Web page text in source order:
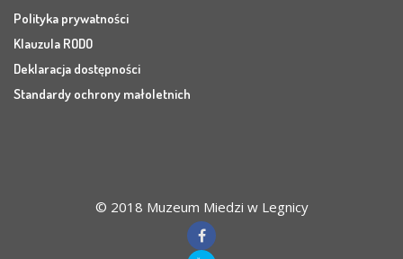
Polityka prywatności
Klauzula RODO
Deklaracja dostępności
Standardy ochrony małoletnich
© 2018 Muzeum Miedzi w Legnicy